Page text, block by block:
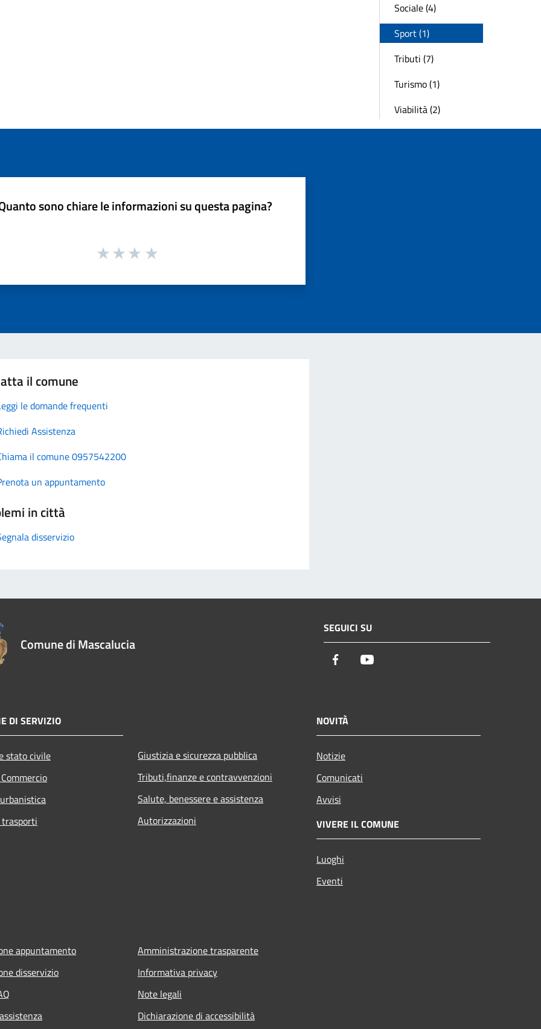
Sociale (4)
Sport (1)
Tributi (7)
Turismo (1)
Viabilità (2)
sono chiare le informazioni su questa pagina?
il comune
le domande frequenti
Assistenza
il comune 0957542200
un appuntamento
in città
disservizio
Comune di Mascalucia
SEGUICI SU
Facebook
DI SERVIZIO
stato civile
Giustizia e sicurezza pubblica
Tributi,finanze e contravvenzioni
Salute, benessere e assistenza
Autorizzazioni
NOVITÀ
Notizie
Comunicati
Avvisi
VIVERE IL COMUNE
Luoghi
Eventi
appuntamento
disservizio
Amministrazione trasparente
Informativa privacy
Note legali
Dichiarazione di accessibilità